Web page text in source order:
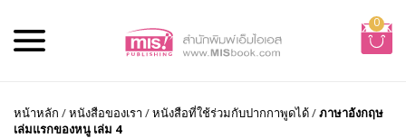
0
หน้าหลัก /หนังสือของเรา /หนังสือที่ใช้ร่วมกับปากกาพูดได้/ภาษาอังกฤษ
เล่มแรกของหนู เล่ม 4